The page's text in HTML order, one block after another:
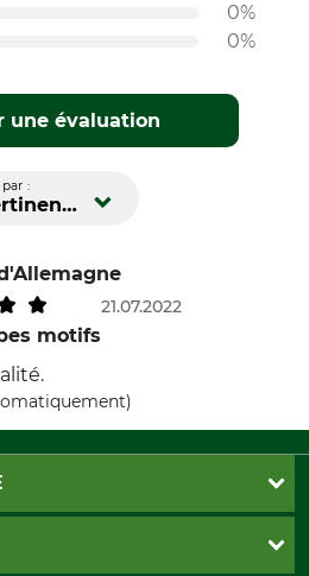
0%
0%
une évaluation
:
Pertinence
motifs
21.07.2022